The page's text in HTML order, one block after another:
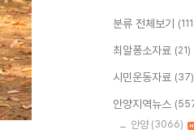
분류 전체보기
최알퐁소자료 (21)
시민운동자료 (37)
안양지역뉴스
안양 (3066)